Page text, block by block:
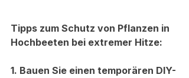
Tipps zum Schutz von Pflanzen in
Hochbeeten bei extremer Hitze:
1. Bauen Sie einen temporären DIY-